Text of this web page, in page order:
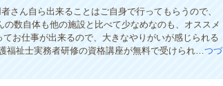
ん自ら出来ることはご自身で行ってもらうので、
数自体も他の施設と比べて少なめなのも、オススメ
お仕事が出来るので、大きなやりがいが感じられる
祉士実務者研修の資格講座が無料で受けられ…つづ